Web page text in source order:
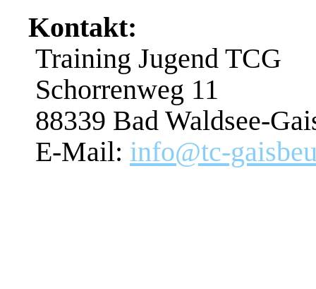
Kontakt:
Training Jugend TCG
Schorrenweg 11
88339 Bad Waldsee-
E-Mail: info@tc-